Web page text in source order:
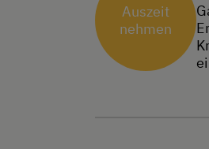
Auszeit
nehmen